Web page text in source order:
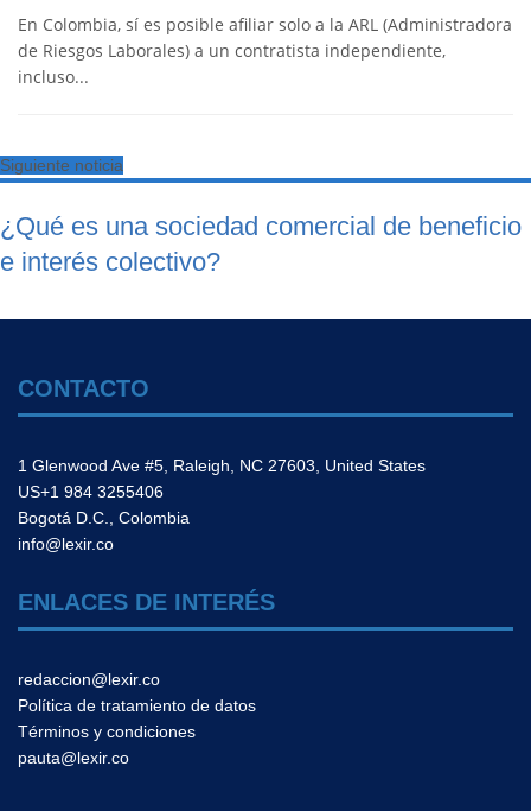
En Colombia, sí es posible afiliar solo a la ARL (Administradora
de Riesgos Laborales) a un contratista independiente,
incluso...
Siguiente noticia
¿Qué es una sociedad comercial de beneficio
e interés colectivo?
CONTACTO
1 Glenwood Ave #5, Raleigh, NC 27603, United States
US+1 984 3255406
Bogotá D.C., Colombia
info@lexir.co
ENLACES DE INTERÉS
redaccion@lexir.co
Política de tratamiento de datos
Términos y condiciones
pauta@lexir.co